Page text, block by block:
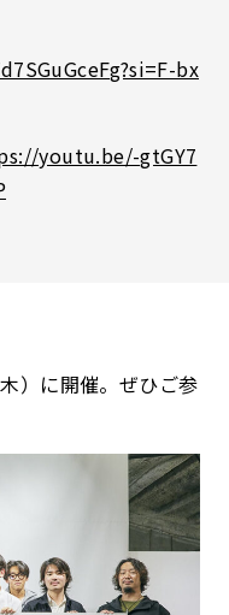
bx
youtu.be/-gtGY7
）に開催。ぜひご参